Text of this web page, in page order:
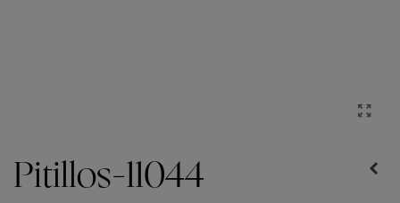
Pitillos-11044